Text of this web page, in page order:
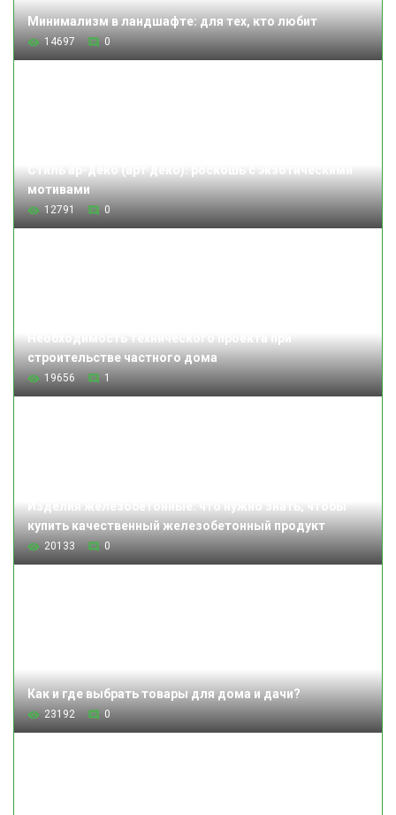
Минимализм в ландшафте: для тех, кто любит
14697 0
мотивами
12791 0
строительстве частного дома
19656 1
купить качественный железобетонный продукт
20133 0
Как и где выбрать товары для дома и дачи?
23192 0